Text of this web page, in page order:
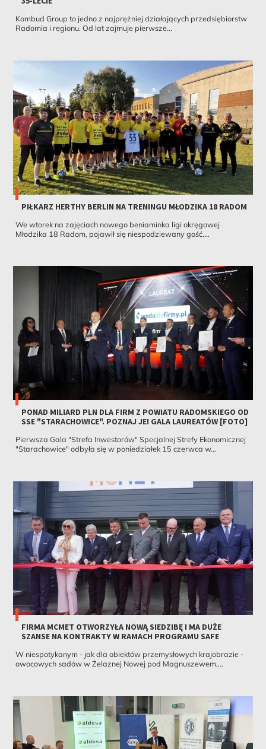
Kombud Group to jedno z najprężniej działających przedsiębiorstw
Radomia i regionu. Od lat zajmuje pierwsze...
PIŁKARZ HERTHY BERLIN NA TRENINGU MŁODZIKA 18 RADOM
We wtorek na zajęciach nowego beniaminka ligi okręgowej
Młodzika 18 Radom, pojawił się niespodziewany gość....
PONAD MILIARD PLN DLA FIRM Z POWIATU RADOMSKIEGO OD
SSE "STARACHOWICE". POZNAJ JE! GALA LAUREATÓW [FOTO]
Pierwsza Gala "Strefa Inwestorów" Specjalnej Strefy Ekonomicznej
"Starachowice" odbyła się w poniedziałek 15 czerwca w...
FIRMA MCMET OTWORZYŁA NOWĄ SIEDZIBĘ I MA DUŻE
SZANSE NA KONTRAKTY W RAMACH PROGRAMU SAFE
W niespotykanym - jak dla obiektów przemysłowych krajobrazie -
owocowych sadów w Żelaznej Nowej pod Magnuszewem,...